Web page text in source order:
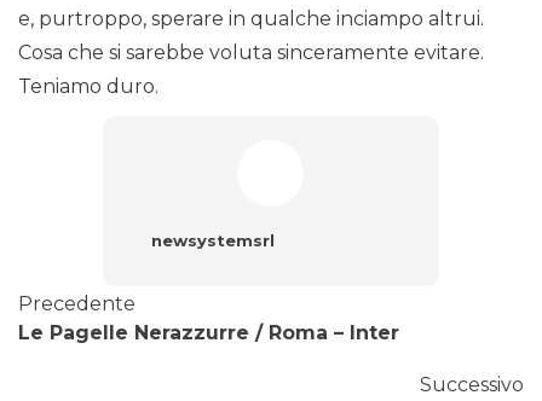
e, purtroppo, sperare in qualche inciampo altrui.
Cosa che si sarebbe voluta sinceramente evitare.
Teniamo duro.
newsystemsrl
Precedente
Le Pagelle Nerazzurre / Roma – Inter
Successivo